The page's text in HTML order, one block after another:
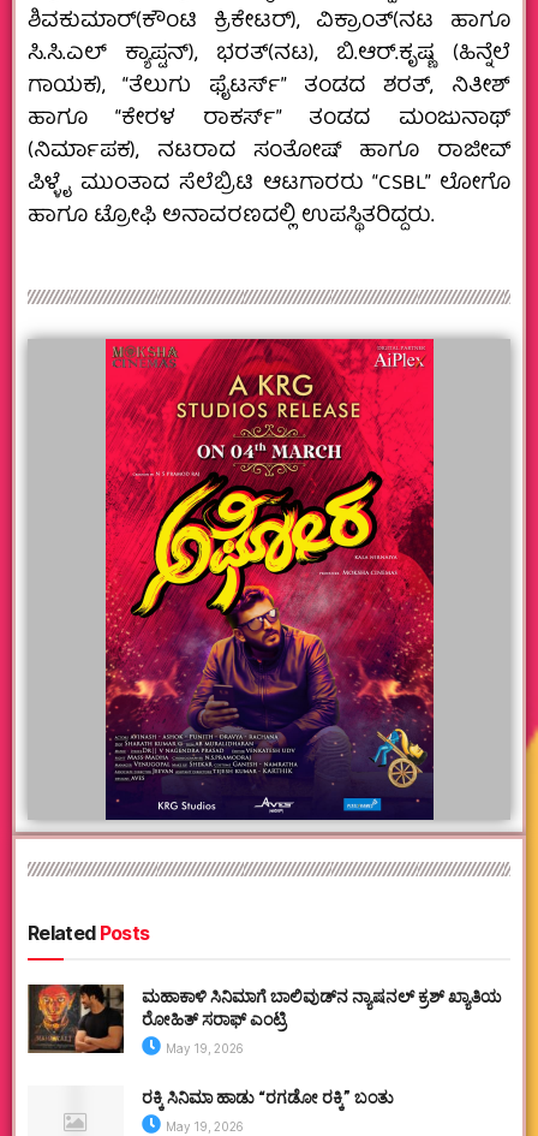
ಶಿವಕುಮಾರ್(ಕೌಂಟಿ ಕ್ರಿಕೇಟರ್), ವಿಕ್ರಾಂತ್(ನಟ ಹಾಗೂ
ಸಿ.ಸಿ.ಎಲ್ ಕ್ಯಾಪ್ಟನ್), ಭರತ್(ನಟ), ಬಿ.ಆರ್.ಕೃಷ್ಣ (ಹಿನ್ನೆಲೆ
ಗಾಯಕ),‌ “ತೆಲುಗು ಫೈಟರ್ಸ್” ತಂಡದ ಶರತ್, ನಿತೀಶ್
ಹಾಗೂ “ಕೇರಳ ರಾಕರ್ಸ್” ತಂಡದ ಮಂಜುನಾಥ್
(ನಿರ್ಮಾಪಕ), ನಟರಾದ ಸಂತೋಷ್ ಹಾಗೂ ರಾಜೀವ್
ಪಿಳ್ಳೈ ಮುಂತಾದ ಸೆಲೆಬ್ರಿಟಿ ಆಟಗಾರರು “CSBL” ಲೋಗೊ
ಹಾಗೂ ಟ್ರೋಫಿ ಅನಾವರಣದಲ್ಲಿ ಉಪಸ್ಥಿತರಿದ್ದರು.
RelatedPosts
ಮಹಾಕಾಳಿ ಸಿನಿಮಾಗೆ ಬಾಲಿವುಡ್‌ನ ನ್ಯಾಷನಲ್ ಕ್ರಶ್ ಖ್ಯಾತಿಯ
ರೋಹಿತ್ ಸರಾಫ್ ಎಂಟ್ರಿ
May 19, 2026
ರಕ್ಕಿ ಸಿನಿಮಾ ಹಾಡು “ರಗಡೋ ರಕ್ಕಿ” ಬಂತು
May 19, 2026